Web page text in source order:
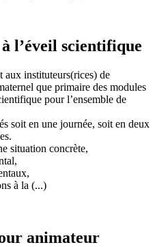
l’éveil scientifique
aux instituteurs(rices) de
que primaire des modules
pour l’ensemble de
soit en une journée, soit en deux
situation concrète,
à la (...)
animateur